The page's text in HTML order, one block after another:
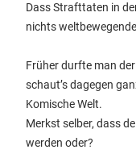
Dass Strafttaten in
nichts
Früher durfte man
schaut’s dagegen
Komische Welt.
Merkst selber, dass
werden oder?